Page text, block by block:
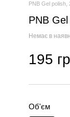
PNB Gel polish,
PNB
Немає в
195
Об'єм